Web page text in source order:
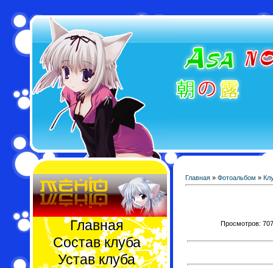
Главная
Состав клуба
Устав клуба
Главная » Фотоальбом »
Просмотров: